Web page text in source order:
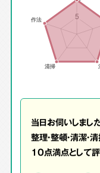
当日お伺いしまし
整理・整頓・清潔
10点満点として